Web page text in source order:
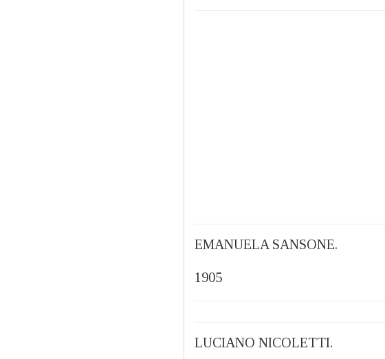
EMANUELA SANSONE.
1905
LUCIANO NICOLETTI.